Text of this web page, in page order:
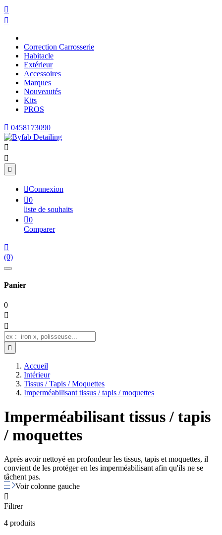


Correction Carrosserie
Habitacle
Extérieur
Accessoires
Marques
Nouveautés
Kits
PROS
 0458173090



Connexion
0
liste de souhaits
0
Comparer

(0)
Panier
0



Accueil
Intérieur
Tissus / Tapis / Moquettes
Imperméabilisant tissus / tapis / moquettes
Imperméabilisant tissus / tapis
/ moquettes
Après avoir nettoyé en profondeur les tissus, tapis et moquettes, il
convient de les protéger en les imperméabilisant afin qu'ils ne se
tâchent pas.
Voir colonne gauche

Filtrer
4 produits